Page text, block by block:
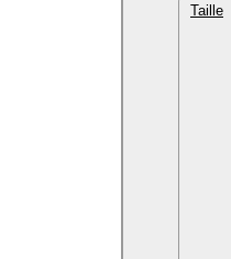
Taille